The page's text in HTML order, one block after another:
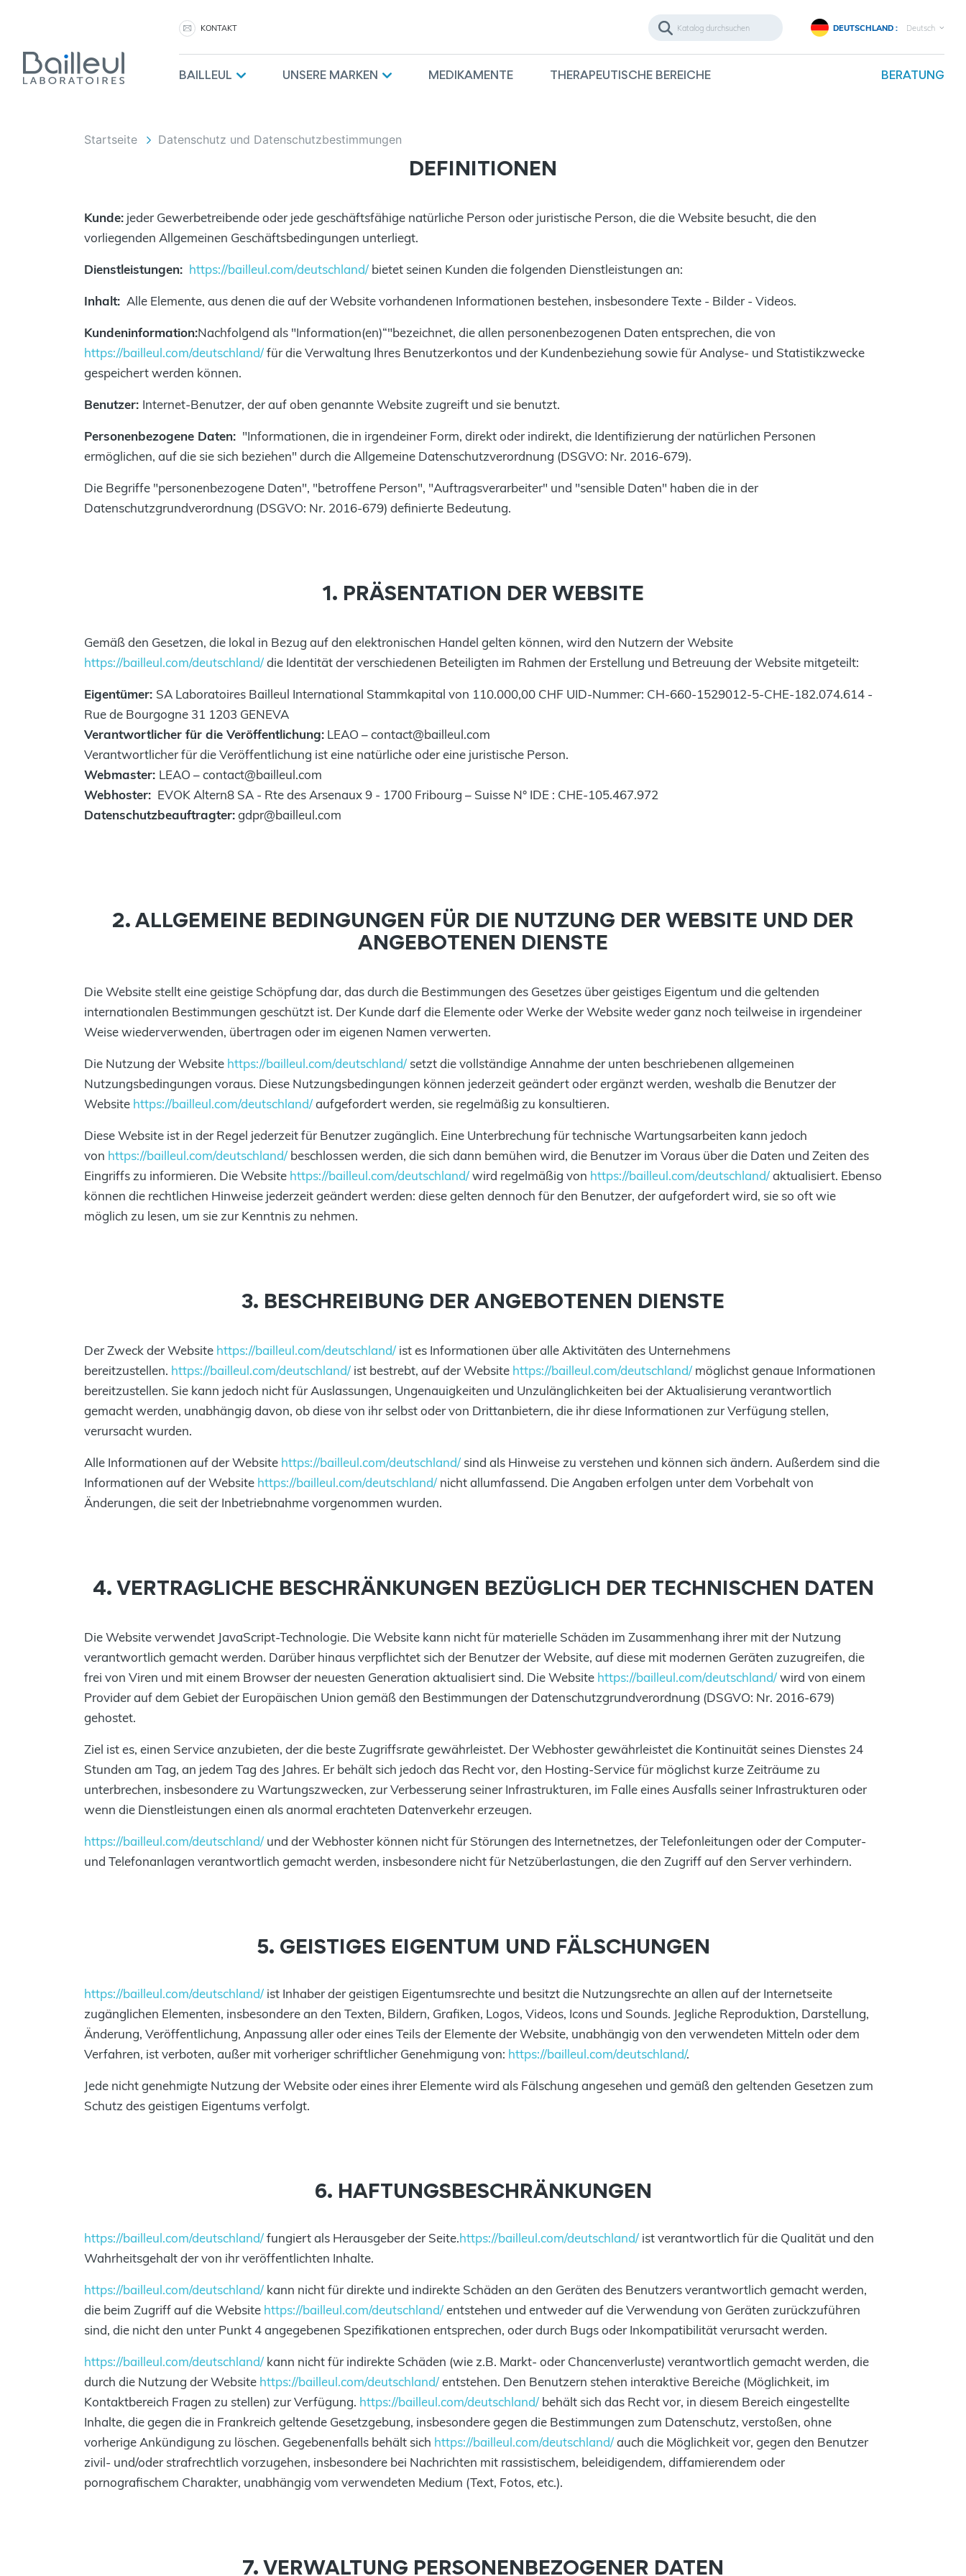
KONTAKT DEUTSCHLAND : Deutsch
BAILLEUL UNSERE MARKEN MEDIKAMENTE THERAPEUTISCHE BEREICHE BERATUNG
Startseite Datenschutz und Datenschutzbestimmungen
DEFINITIONEN
Kunde: jeder Gewerbetreibende oder jede geschäftsfähige natürliche Person oder juristische Person, die die Website besucht, die den
vorliegenden Allgemeinen Geschäftsbedingungen unterliegt.
Dienstleistungen: https://bailleul.com/deutschland/ bietet seinen Kunden die folgenden Dienstleistungen an:
Inhalt: Alle Elemente, aus denen die auf der Website vorhandenen Informationen bestehen, insbesondere Texte - Bilder - Videos.
Kundeninformation:Nachfolgend als "Information(en)“"bezeichnet, die allen personenbezogenen Daten entsprechen, die von
https://bailleul.com/deutschland/für die Verwaltung Ihres Benutzerkontos und der Kundenbeziehung sowie für Analyse- und Statistikzwecke
gespeichert werden können.
Benutzer: Internet-Benutzer, der auf oben genannte Website zugreift und sie benutzt.
Personenbezogene Daten: "Informationen, die in irgendeiner Form, direkt oder indirekt, die Identifizierung der natürlichen Personen
ermöglichen, auf die sie sich beziehen" durch die Allgemeine Datenschutzverordnung (DSGVO: Nr. 2016-679).
Die Begriffe "personenbezogene Daten", "betroffene Person", "Auftragsverarbeiter" und "sensible Daten" haben die in der
Datenschutzgrundverordnung (DSGVO: Nr. 2016-679) definierte Bedeutung.
1. PRÄSENTATION DER WEBSITE
Gemäß den Gesetzen, die lokal in Bezug auf den elektronischen Handel gelten können, wird den Nutzern der Website
https://bailleul.com/deutschland/die Identität der verschiedenen Beteiligten im Rahmen der Erstellung und Betreuung der Website mitgeteilt:
Eigentümer: SA Laboratoires Bailleul International Stammkapital von 110.000,00 CHF UID-Nummer: CH-660-1529012-5-CHE-182.074.614 -
Rue de Bourgogne 31 1203 GENEVA
Verantwortlicher für die Veröffentlichung: LEAO – contact@bailleul.com
Verantwortlicher für die Veröffentlichung ist eine natürliche oder eine juristische Person.
Webmaster: LEAO – contact@bailleul.com
Webhoster: EVOK Altern8 SA - Rte des Arsenaux 9 - 1700 Fribourg – Suisse N° IDE : CHE-105.467.972
Datenschutzbeauftragter:gdpr@bailleul.com
2. ALLGEMEINE BEDINGUNGEN FÜR DIE NUTZUNG DER WEBSITE UND DER
ANGEBOTENEN DIENSTE
Die Website stellt eine geistige Schöpfung dar, das durch die Bestimmungen des Gesetzes über geistiges Eigentum und die geltenden
internationalen Bestimmungen geschützt ist. Der Kunde darf die Elemente oder Werke der Website weder ganz noch teilweise in irgendeiner
Weise wiederverwenden, übertragen oder im eigenen Namen verwerten.
Die Nutzung der Website https://bailleul.com/deutschland/ setzt die vollständige Annahme der unten beschriebenen allgemeinen
Nutzungsbedingungen voraus. Diese Nutzungsbedingungen können jederzeit geändert oder ergänzt werden, weshalb die Benutzer der
Website https://bailleul.com/deutschland/aufgefordert werden, sie regelmäßig zu konsultieren.
Diese Website ist in der Regel jederzeit für Benutzer zugänglich. Eine Unterbrechung für technische Wartungsarbeiten kann jedoch
von https://bailleul.com/deutschland/ beschlossen werden, die sich dann bemühen wird, die Benutzer im Voraus über die Daten und Zeiten des
Eingriffs zu informieren. Die Website https://bailleul.com/deutschland/wird regelmäßig von https://bailleul.com/deutschland/aktualisiert. Ebenso
können die rechtlichen Hinweise jederzeit geändert werden: diese gelten dennoch für den Benutzer, der aufgefordert wird, sie so oft wie
möglich zu lesen, um sie zur Kenntnis zu nehmen.
3. BESCHREIBUNG DER ANGEBOTENEN DIENSTE
Der Zweck der Website https://bailleul.com/deutschland/ ist es Informationen über alle Aktivitäten des Unternehmens
bereitzustellen. https://bailleul.com/deutschland/ ist bestrebt, auf der Website https://bailleul.com/deutschland/ möglichst genaue Informationen
bereitzustellen. Sie kann jedoch nicht für Auslassungen, Ungenauigkeiten und Unzulänglichkeiten bei der Aktualisierung verantwortlich
gemacht werden, unabhängig davon, ob diese von ihr selbst oder von Drittanbietern, die ihr diese Informationen zur Verfügung stellen,
verursacht wurden.
Alle Informationen auf der Website https://bailleul.com/deutschland/ sind als Hinweise zu verstehen und können sich ändern. Außerdem sind die
Informationen auf der Website https://bailleul.com/deutschland/ nicht allumfassend. Die Angaben erfolgen unter dem Vorbehalt von
Änderungen, die seit der Inbetriebnahme vorgenommen wurden.
4. VERTRAGLICHE BESCHRÄNKUNGEN BEZÜGLICH DER TECHNISCHEN DATEN
Die Website verwendet JavaScript-Technologie. Die Website kann nicht für materielle Schäden im Zusammenhang ihrer mit der Nutzung
verantwortlich gemacht werden. Darüber hinaus verpflichtet sich der Benutzer der Website, auf diese mit modernen Geräten zuzugreifen, die
frei von Viren und mit einem Browser der neuesten Generation aktualisiert sind. Die Website https://bailleul.com/deutschland/wird von einem
Provider auf dem Gebiet der Europäischen Union gemäß den Bestimmungen der Datenschutzgrundverordnung (DSGVO: Nr. 2016-679)
gehostet.
Ziel ist es, einen Service anzubieten, der die beste Zugriffsrate gewährleistet. Der Webhoster gewährleistet die Kontinuität seines Dienstes 24
Stunden am Tag, an jedem Tag des Jahres. Er behält sich jedoch das Recht vor, den Hosting-Service für möglichst kurze Zeiträume zu
unterbrechen, insbesondere zu Wartungszwecken, zur Verbesserung seiner Infrastrukturen, im Falle eines Ausfalls seiner Infrastrukturen oder
wenn die Dienstleistungen einen als anormal erachteten Datenverkehr erzeugen.
https://bailleul.com/deutschland/ und der Webhoster können nicht für Störungen des Internetnetzes, der Telefonleitungen oder der Computer-
und Telefonanlagen verantwortlich gemacht werden, insbesondere nicht für Netzüberlastungen, die den Zugriff auf den Server verhindern.
5. GEISTIGES EIGENTUM UND FÄLSCHUNGEN
https://bailleul.com/deutschland/ ist Inhaber der geistigen Eigentumsrechte und besitzt die Nutzungsrechte an allen auf der Internetseite
zugänglichen Elementen, insbesondere an den Texten, Bildern, Grafiken, Logos, Videos, Icons und Sounds. Jegliche Reproduktion, Darstellung,
Änderung, Veröffentlichung, Anpassung aller oder eines Teils der Elemente der Website, unabhängig von den verwendeten Mitteln oder dem
Verfahren, ist verboten, außer mit vorheriger schriftlicher Genehmigung von: https://bailleul.com/deutschland/.
Jede nicht genehmigte Nutzung der Website oder eines ihrer Elemente wird als Fälschung angesehen und gemäß den geltenden Gesetzen zum
Schutz des geistigen Eigentums verfolgt.
6. HAFTUNGSBESCHRÄNKUNGEN
https://bailleul.com/deutschland/fungiert als Herausgeber der Seite.https://bailleul.com/deutschland/ ist verantwortlich für die Qualität und den
Wahrheitsgehalt der von ihr veröffentlichten Inhalte.
https://bailleul.com/deutschland/ kann nicht für direkte und indirekte Schäden an den Geräten des Benutzers verantwortlich gemacht werden,
die beim Zugriff auf die Website https://bailleul.com/deutschland/entstehen und entweder auf die Verwendung von Geräten zurückzuführen
sind, die nicht den unter Punkt 4 angegebenen Spezifikationen entsprechen, oder durch Bugs oder Inkompatibilität verursacht werden.
https://bailleul.com/deutschland/ kann nicht für indirekte Schäden (wie z.B. Markt- oder Chancenverluste) verantwortlich gemacht werden, die
durch die Nutzung der Website https://bailleul.com/deutschland/entstehen. Den Benutzern stehen interaktive Bereiche (Möglichkeit, im
Kontaktbereich Fragen zu stellen) zur Verfügung. https://bailleul.com/deutschland/ behält sich das Recht vor, in diesem Bereich eingestellte
Inhalte, die gegen die in Frankreich geltende Gesetzgebung, insbesondere gegen die Bestimmungen zum Datenschutz, verstoßen, ohne
vorherige Ankündigung zu löschen. Gegebenenfalls behält sich https://bailleul.com/deutschland/auch die Möglichkeit vor, gegen den Benutzer
zivil- und/oder strafrechtlich vorzugehen, insbesondere bei Nachrichten mit rassistischem, beleidigendem, diffamierendem oder
pornografischem Charakter, unabhängig vom verwendeten Medium (Text, Fotos, etc.).
7. VERWALTUNG PERSONENBEZOGENER DATEN